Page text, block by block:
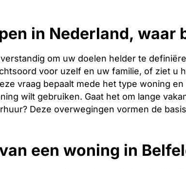
in Nederland, waar
om uw doelen helder te
voor uzelf en uw familie, of ziet u
vraag bepaalt mede het type woning
wilt gebruiken. Gaat het om lange
Deze overwegingen vormen de
een woning in